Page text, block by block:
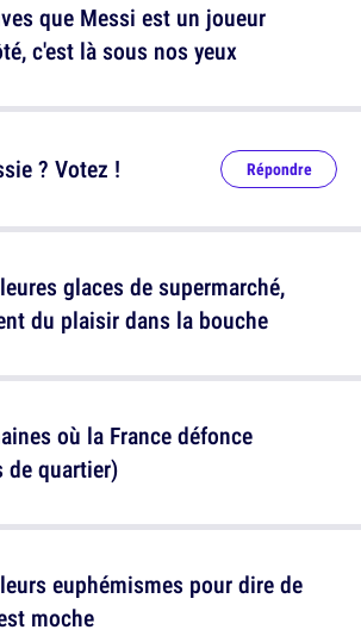
que Messi est un joueur
c'est là sous nos yeux
où la France défonce
de quartier)
? Votez ! Répondre
glaces de supermarché,
du plaisir dans la bouche
euphémismes pour dire de
moche